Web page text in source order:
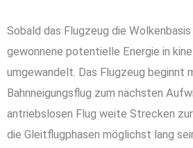
Sobald das Flugzeug die
gewonnene potentielle Energie in
umgewandelt. Das Flugzeug beginnt
Bahnneigungsflug zum nächsten
antriebslosen Flug weite Strecken
die Gleitflugphasen möglichst lang